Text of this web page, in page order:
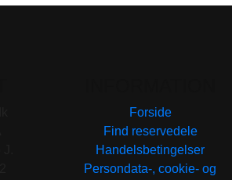
Forside
Find reservedele
Handelsbetingelser
Persondata-, cookie- og